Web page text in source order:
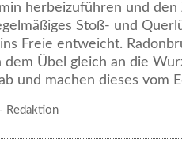
herbeizuführen und den
Stoß- und
Freie entweicht.
dem Übel gleich an die
und machen dieses vom
Redaktion